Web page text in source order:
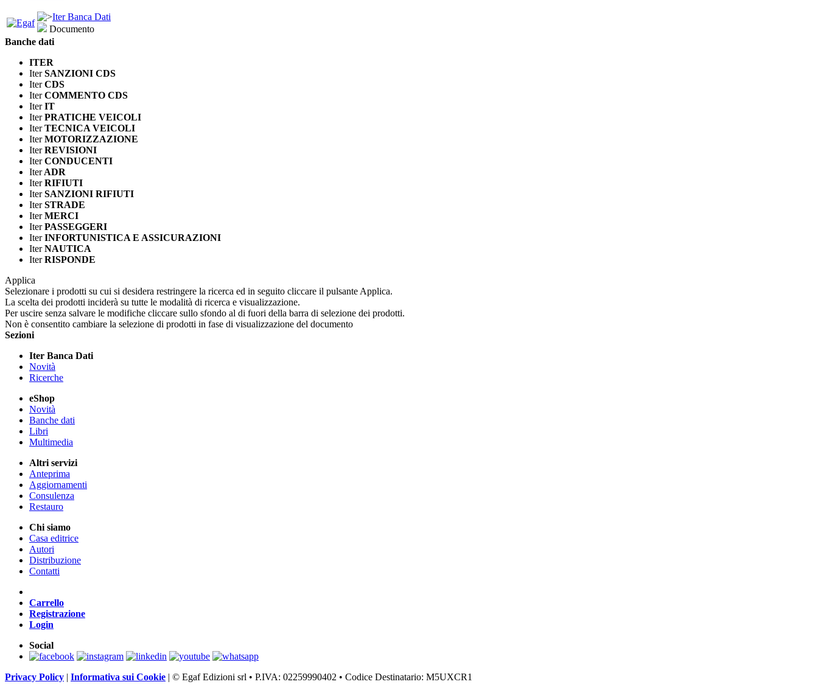
Iter Banca Dati
Documento
Banche dati
ITER
IterSANZIONI CDS
IterCDS
IterCOMMENTO CDS
IterIT
IterPRATICHE VEICOLI
IterTECNICA VEICOLI
IterMOTORIZZAZIONE
IterREVISIONI
IterCONDUCENTI
IterADR
IterRIFIUTI
IterSANZIONI RIFIUTI
IterSTRADE
IterMERCI
IterPASSEGGERI
IterINFORTUNISTICA E ASSICURAZIONI
IterNAUTICA
IterRISPONDE
Applica
Selezionare i prodotti su cui si desidera restringere la ricerca ed in seguito cliccare il pulsante Applica.
La scelta dei prodotti inciderà su tutte le modalità di ricerca e visualizzazione.
Per uscire senza salvare le modifiche cliccare sullo sfondo al di fuori della barra di selezione dei prodotti.
Non è consentito cambiare la selezione di prodotti in fase di visualizzazione del documento
Sezioni
Iter Banca Dati
Novità
Ricerche
eShop
Novità
Banche dati
Libri
Multimedia
Altri servizi
Anteprima
Aggiornamenti
Consulenza
Restauro
Chi siamo
Casa editrice
Autori
Distribuzione
Contatti
Carrello
Registrazione
Login
Social
Privacy Policy | Informativa sui Cookie | © Egaf Edizioni srl • P.IVA: 02259990402 • Codice Destinatario: M5UXCR1